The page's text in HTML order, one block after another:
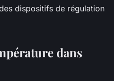
dispositifs de régulation
dans